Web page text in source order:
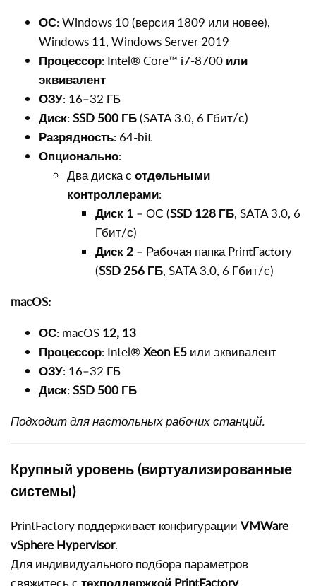
ОС: Windows 10 (версия 1809 или новее),
Windows 11, Windows Server 2019
Процессор: Intel® Core™ i7-8700 или
эквивалент
ОЗУ: 16–32 ГБ
Диск: SSD 500 ГБ(SATA 3.0, 6 Гбит/с)
Разрядность: 64-bit
Опционально:
Два диска с отдельными
контроллерами:
Диск 1 – ОС (SSD 128 ГБ, SATA 3.0, 6
Гбит/с)
Диск 2 – Рабочая папка PrintFactory
(SSD 256 ГБ, SATA 3.0, 6 Гбит/с)
macOS:
ОС: macOS 12, 13
Процессор: Intel®Xeon E5 или эквивалент
ОЗУ: 16–32 ГБ
Диск: SSD 500 ГБ
Подходит для настольных рабочих станций.
Крупный уровень (виртуализированные
системы)
PrintFactory поддерживает конфигурации VMWare
vSphere Hypervisor.
Для индивидуального подбора параметров
свяжитесь с техподдержкой PrintFactory.